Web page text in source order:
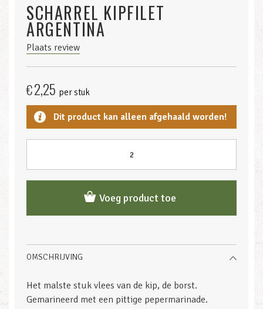
SCHARREL KIPFILET
ARGENTINA
Plaats review
€2,25 per stuk
Dit product kan alleen afgehaald worden!
Voeg product toe
OMSCHRIJVING
Het malste stuk vlees van de kip, de borst.
Gemarineerd met een pittige pepermarinade.